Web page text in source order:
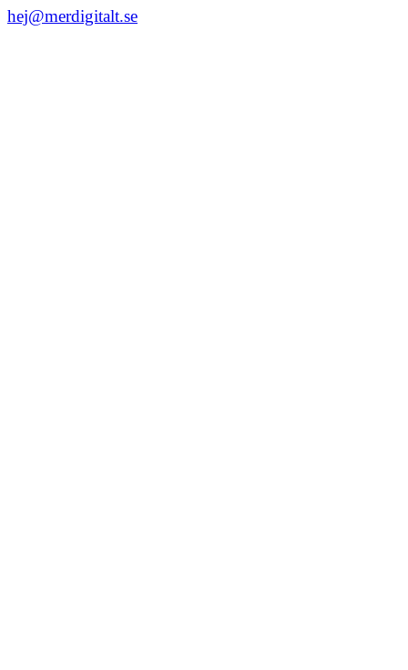
hej@merdigitalt.se